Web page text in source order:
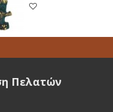
Πελατών